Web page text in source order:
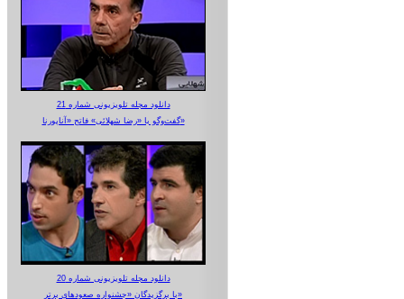
دانلود مجله تلویزیونی شماره 21
گفت‌وگو با «رضا شهلائی» فاتح «آناپورنا»
دانلود مجله تلویزیونی شماره 20
با برگزیدگان «جشنواره صعودهای برتر»